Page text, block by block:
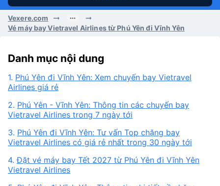
Vexere.com
Vé máy bay Vietravel Airlines từ Phú Yên đi Vĩnh Yên
Danh mục nội dung
1. Phú Yên đi Vĩnh Yên: Xem chuyến bay Vietravel
Airlines giá rẻ
2. Phú Yên - Vĩnh Yên: Thông tin các chuyến bay
Vietravel Airlines trong 7 ngày tới
3. Phú Yên đi Vĩnh Yên: Tư vấn Top chặng bay
Vietravel Airlines có giá rẻ nhất trong 30 ngày tới
4.Đặt vé máy bay Tết 2027 từ Phú Yên đi Vĩnh Yên
Vietravel Airlines